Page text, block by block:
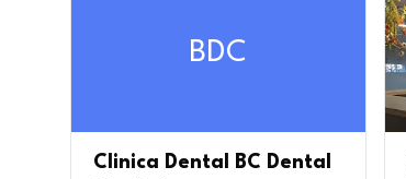
BDC
Clinica Dental BC Dental